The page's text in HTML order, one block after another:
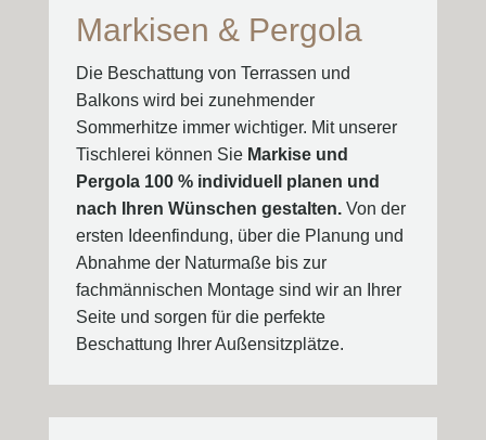
Markisen & Pergola
Die Beschattung von Terrassen und
Balkons wird bei zunehmender
Sommerhitze immer wichtiger. Mit unserer
Tischlerei können Sie Markise und
Pergola 100 % individuell planen und
nach Ihren Wünschen gestalten. Von der
ersten Ideenfindung, über die Planung und
Abnahme der Naturmaße bis zur
fachmännischen Montage sind wir an Ihrer
Seite und sorgen für die perfekte
Beschattung Ihrer Außensitzplätze.